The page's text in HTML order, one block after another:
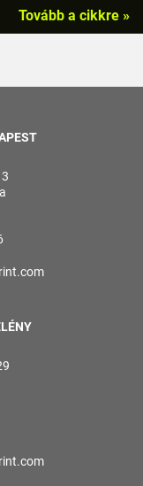
Tovább a cikkre »